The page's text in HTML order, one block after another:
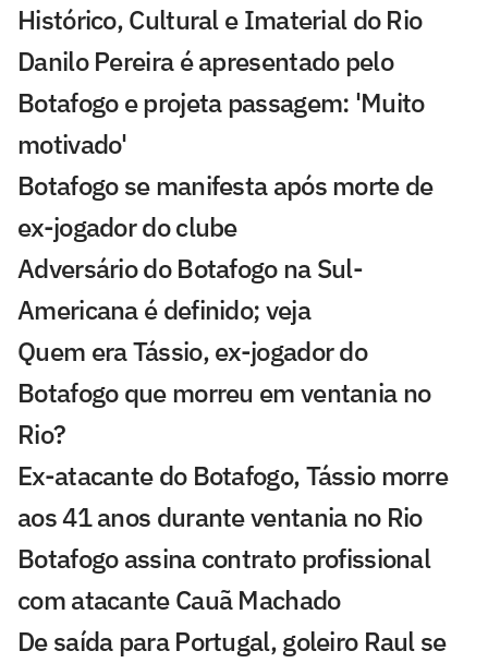
Histórico, Cultural e Imaterial do Rio
Danilo Pereira é apresentado pelo
Botafogo e projeta passagem: 'Muito
motivado'
Botafogo se manifesta após morte de
ex-jogador do clube
Adversário do Botafogo na Sul-
Americana é definido; veja
Quem era Tássio, ex-jogador do
Botafogo que morreu em ventania no
Rio?
Ex-atacante do Botafogo, Tássio morre
aos 41 anos durante ventania no Rio
Botafogo assina contrato profissional
com atacante Cauã Machado
De saída para Portugal, goleiro Raul se